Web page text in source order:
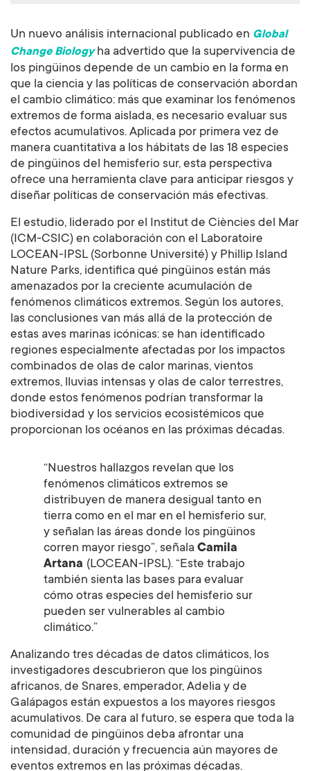
Un nuevo análisis internacional publicado en Global
Change Biologyha advertido que la supervivencia de
los pingüinos depende de un cambio en la forma en
que la ciencia y las políticas de conservación abordan
el cambio climático: más que examinar los fenómenos
extremos de forma aislada, es necesario evaluar sus
efectos acumulativos. Aplicada por primera vez de
manera cuantitativa a los hábitats de las 18 especies
de pingüinos del hemisferio sur, esta perspectiva
ofrece una herramienta clave para anticipar riesgos y
diseñar políticas de conservación más efectivas.
El estudio, liderado por el Institut de Ciències del Mar
(ICM-CSIC) en colaboración con el Laboratoire
LOCEAN-IPSL (Sorbonne Université) y Phillip Island
Nature Parks, identifica qué pingüinos están más
amenazados por la creciente acumulación de
fenómenos climáticos extremos. Según los autores,
las conclusiones van más allá de la protección de
estas aves marinas icónicas: se han identificado
regiones especialmente afectadas por los impactos
combinados de olas de calor marinas, vientos
extremos, lluvias intensas y olas de calor terrestres,
donde estos fenómenos podrían transformar la
biodiversidad y los servicios ecosistémicos que
proporcionan los océanos en las próximas décadas.
“Nuestros hallazgos revelan que los
fenómenos climáticos extremos se
distribuyen de manera desigual tanto en
tierra como en el mar en el hemisferio sur,
y señalan las áreas donde los pingüinos
corren mayor riesgo”, señala Camila
Artana (LOCEAN-IPSL). “Este trabajo
también sienta las bases para evaluar
cómo otras especies del hemisferio sur
pueden ser vulnerables al cambio
climático.”
Analizando tres décadas de datos climáticos, los
investigadores descubrieron que los pingüinos
africanos, de Snares, emperador, Adelia y de
Galápagos están expuestos a los mayores riesgos
acumulativos. De cara al futuro, se espera que toda la
comunidad de pingüinos deba afrontar una
intensidad, duración y frecuencia aún mayores de
eventos extremos en las próximas décadas.